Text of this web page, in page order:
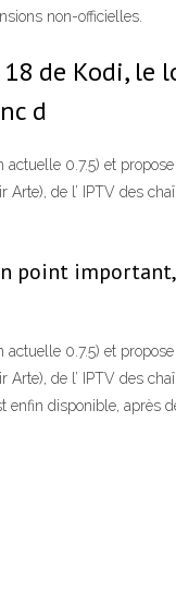
non-officielles.
de Kodi, le
d
0.7.5) et
de l’ IPTV des
point
0.7.5) et
de l’ IPTV des
enfin disponible, après